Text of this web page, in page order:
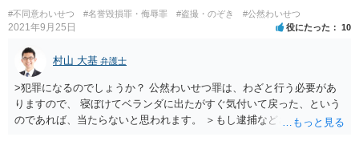
#不同意わいせつ #名誉毀損罪・侮辱罪 #盗撮・のぞき #公然わいせつ
2021年9月25日 役にたった 10
村山 大基 弁護士
>犯罪になるのでしょうか？ 公然わいせつ罪は、わざと行う必要があ
りますので、 寝ぼけてベランダに出たがすぐ気付いて戻った、という
のであれば、当たらないと思われます。 ＞もし逮捕などされたらどう